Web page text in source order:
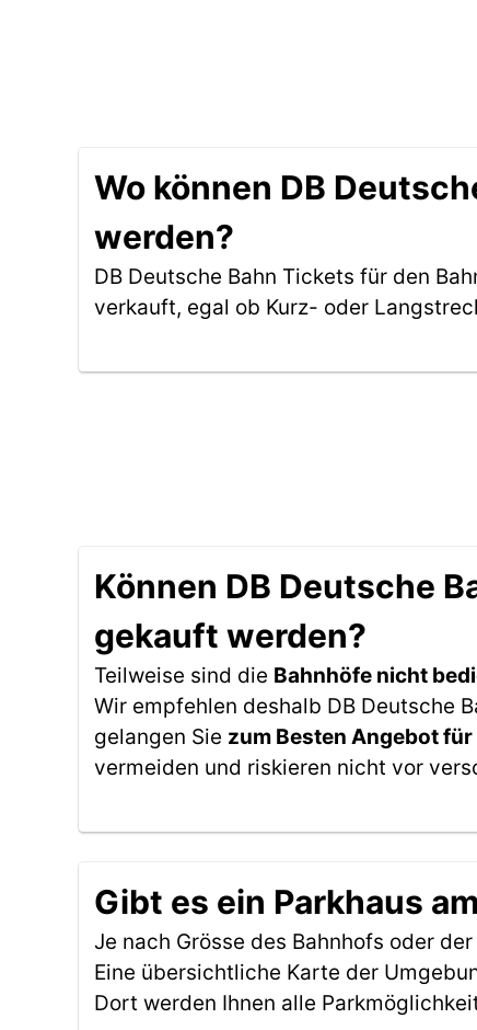
Wo können DB
werden?
DB Deutsche Bahn Tickets für den
verkauft, egal ob Kurz- oder
Können DB Deutsche
gekauft werden?
Teilweise sind die Bahnhöfe nicht
Wir empfehlen deshalb DB Deutsche
gelangen Sie zum Besten Angebot
vermeiden und riskieren nicht vor
Gibt es ein Parkhaus
Je nach Grösse des Bahnhofs oder
Eine übersichtliche Karte der
Dort werden Ihnen alle